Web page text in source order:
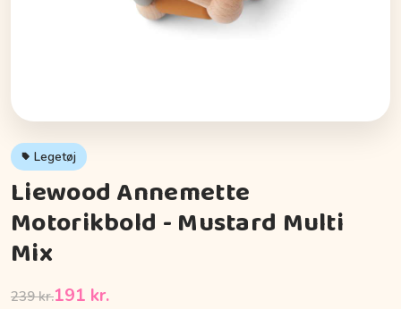
Legetøj
Liewood Annemette
Motorikbold - Mustard Multi
Mix
239 kr.191 kr.